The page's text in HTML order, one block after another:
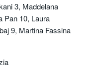
3, Maddelana
Pan 10, Laura
9, Martina Fassina